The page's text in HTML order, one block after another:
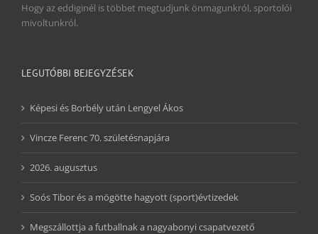
Hogy az eddiginél is többet megtudjunk önmagunkról, sportolói
mivoltunkról.
LEGUTÓBBI BEJEGYZÉSEK
Képesi és Borbély után Lengyel Ákos
Vincze Ferenc 70. születésnapjára
2026. augusztus
Soós Tibor és a mögötte hagyott (sport)évtizedek
Megszállottja a futballnak a nagyabonyi csapatvezető